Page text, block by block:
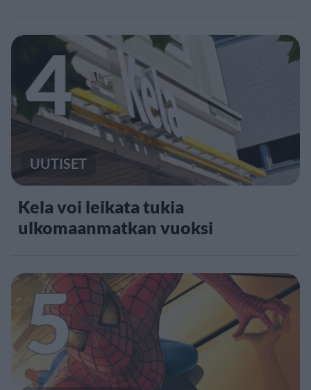
4
UUTISET
Kela voi leikata tukia
ulkomaanmatkan vuoksi
5